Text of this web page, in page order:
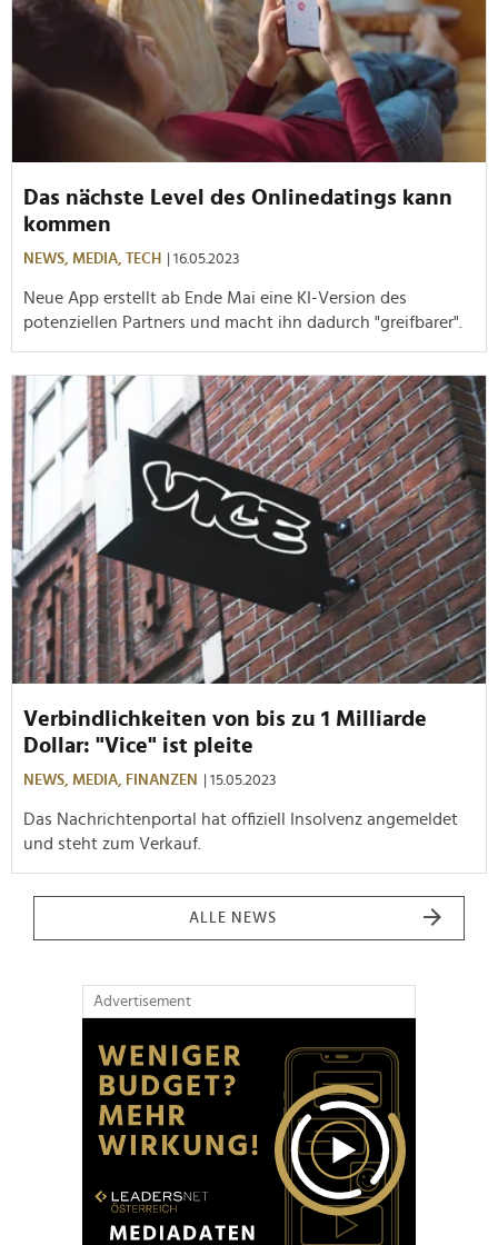
Das nächste Level des Onlinedatings kann
kommen
NEWS, MEDIA, TECH | 16.05.2023
Neue App erstellt ab Ende Mai eine KI-Version des
potenziellen Partners und macht ihn dadurch "greifbarer".
Verbindlichkeiten von bis zu 1 Milliarde
Dollar: "Vice" ist pleite
NEWS, MEDIA, FINANZEN | 15.05.2023
Das Nachrichtenportal hat offiziell Insolvenz angemeldet
und steht zum Verkauf.
ALLE NEWS
Advertisement